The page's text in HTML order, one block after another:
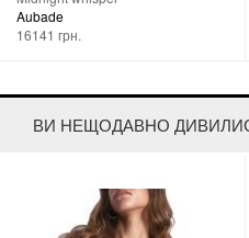
Aubade
16141 грн.
ВИ НЕЩОДАВНО